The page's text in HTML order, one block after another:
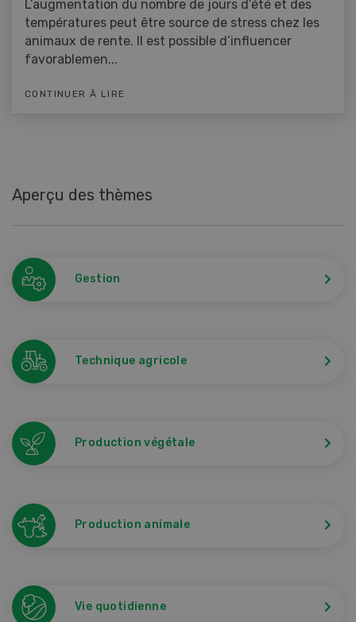
L’augmentation du nombre de jours d’été et des
températures peut être source de stress chez les
animaux de rente. Il est possible d’influencer
favorablemen...
CONTINUER À LIRE
Aperçu des thèmes
Gestion
Technique agricole
Production végétale
Production animale
Vie quotidienne